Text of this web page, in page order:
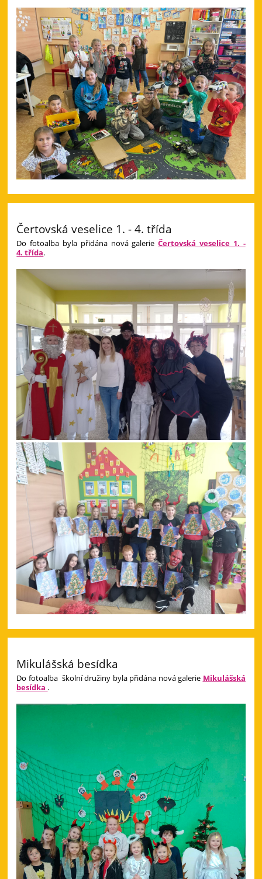
Čertovská veselice 1. - 4. třída
Do fotoalba byla přidána nová galerieČertovská veselice 1. -
4. třída.
Mikulášská besídka
Do fotoalba školní družiny byla přidána nová galerie Mikulášská
besídka .